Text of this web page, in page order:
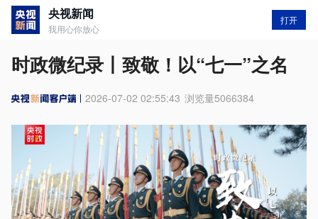
央视新闻
我用心你放心
打开
时政微纪录丨致敬！以“七一”之名
2026-07-02 02:55:43 浏览量5066384